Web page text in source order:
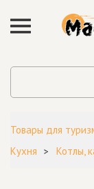
Товары для
Кухня
Котлы,